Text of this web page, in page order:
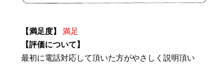
【満足度】
満足
【評価について】
最初に電話対応して頂いた方がやさしく説明頂い